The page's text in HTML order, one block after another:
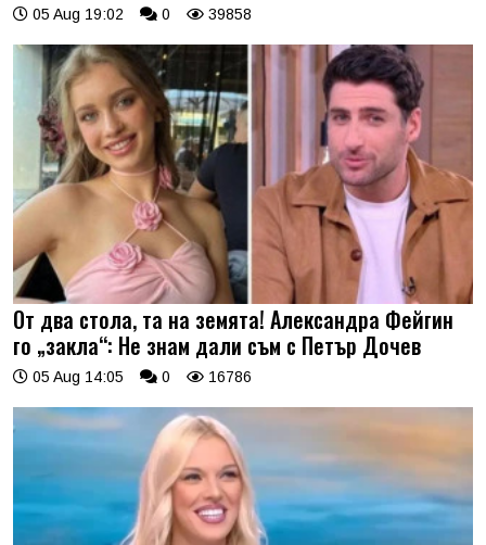
05 Aug 19:02 0 39858
От два стола, та на земята! Александра Фейгин
го „закла“: Не знам дали съм с Петър Дочев
05 Aug 14:05 0 16786